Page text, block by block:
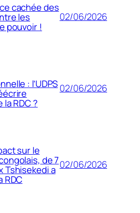
cachée des
les
pouvoir !
02/06/2026
: l’UDPS
la RDC ?
02/06/2026
sur le
de 7
Tshisekedi a
RDC
02/06/2026